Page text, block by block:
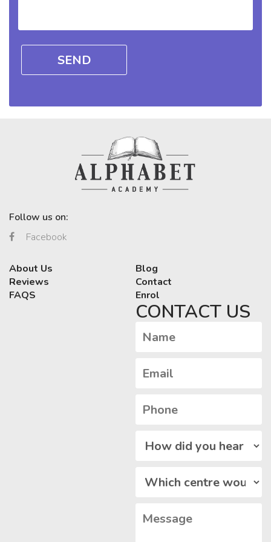
occaecat
Follow us on:
Facebook
About Us
Reviews
FAQS
Blog
Contact
Enrol
CONTACT US